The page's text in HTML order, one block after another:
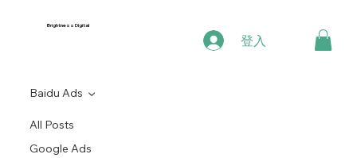
Brightness Digital
登入
All Posts
Google Ads
Baidu Ads